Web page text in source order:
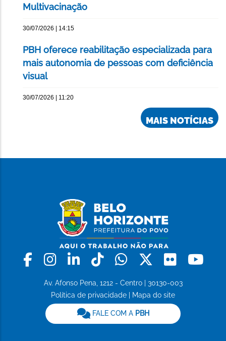
Multivacinação
30/07/2026 | 14:15
PBH oferece reabilitação especializada para
mais autonomia de pessoas com deficiência
visual
30/07/2026 | 11:20
MAIS NOTÍCIAS
Facebook
Instagram
LinkedinTiktokWhatsapp
X Flickr
Av. Afonso Pena, 1212 - Centro | 30130-003
Política de privacidade
Mapa do site
FALE COM A PBH